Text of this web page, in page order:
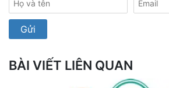
BÀI VIẾT LIÊN QUAN